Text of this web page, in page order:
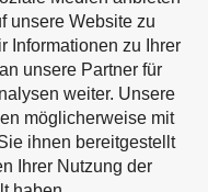
/
Party
unsere Website zu
Informationen zu Ihrer
unsere Partner für
weiter. Unsere
möglicherweise mit
ihnen bereitgestellt
Ihrer Nutzung der